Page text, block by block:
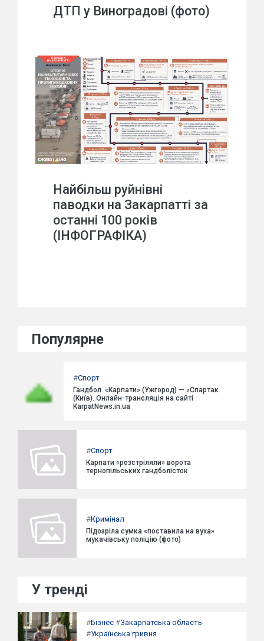
ДТП у Виноградові (фото)
Найбільш руйнівні
паводки на Закарпатті за
останні 100 років
(ІНФОГРАФІКА)
Популярне
#Спорт
Гандбол. «Карпати» (Ужгород) — «Спартак
(Київ). Онлайн-трансляція на сайті
KarpatNews.in.ua
#Спорт
Карпати «розстріляли» ворота
тернопільських гандболісток
#Кримінал
Підозріла сумка «поставила на вуха»
мукачівську поліцію (фото)
У тренді
#Бізнес #Закарпатська область
#Українська гривня